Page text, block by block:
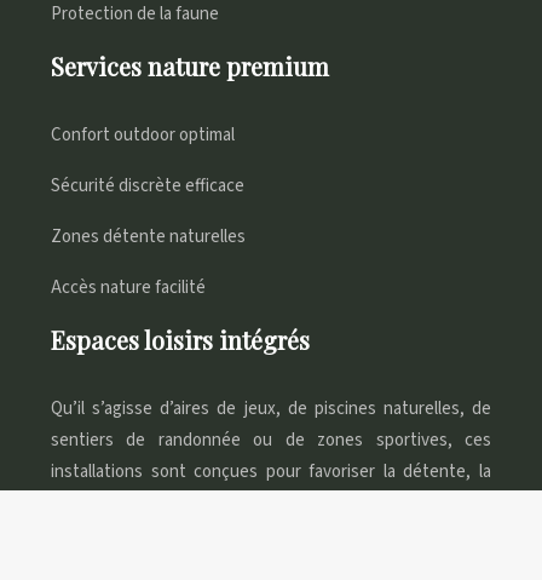
Protection de la faune
Services nature premium
Confort outdoor optimal
Sécurité discrète efficace
Zones détente naturelles
Accès nature facilité
Espaces loisirs intégrés
Qu’il s’agisse d’aires de jeux, de piscines naturelles, de
sentiers de randonnée ou de zones sportives, ces
installations sont conçues pour favoriser la détente, la